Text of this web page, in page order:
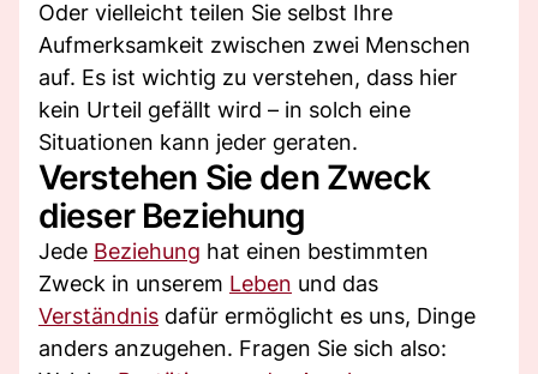
Oder vielleicht teilen Sie selbst Ihre
Aufmerksamkeit zwischen zwei Menschen
auf. Es ist wichtig zu verstehen, dass hier
kein Urteil gefällt wird – in solch eine
Situationen kann jeder geraten.
Verstehen Sie den Zweck
dieser Beziehung
Jede Beziehung hat einen bestimmten
Zweck in unserem Leben und das
Verständnis dafür ermöglicht es uns, Dinge
anders anzugehen. Fragen Sie sich also: